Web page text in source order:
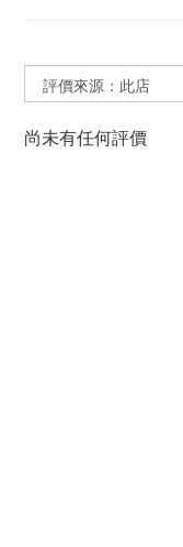
尚未有任何評價